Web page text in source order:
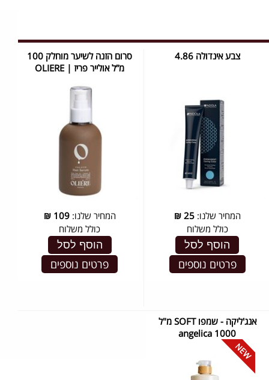
צבע אינדולה 4.86
המחיר שלנו:25
₪
כולל משלוח
הוסף לסל
פרטים נוספים
סרום הזנה לשיער מוחלק 100
מ”ל אולייר פריז | OLIERE
המחיר שלנו:109
₪
כולל משלוח
הוסף לסל
פרטים נוספים
אנג'ליקה - שמפו SOFT מ"ל
1000 ‏angelica